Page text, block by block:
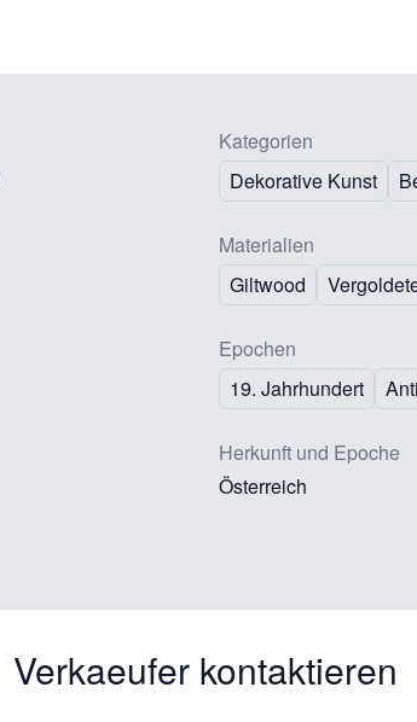
Kategorien
Dekorative Kunst
Materialien
Giltwood
Epochen
19. Jahrhundert
Herkunft und Epoche
Österreich
Verkaeufer kontaktieren